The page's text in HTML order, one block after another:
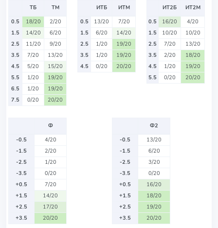
ТБ
ТМ
0.5
18/20
2/20
1.5
14/20
6/20
2.5
11/20
9/20
3.5
7/20
13/20
4.5
5/20
15/20
5.5
1/20
19/20
6.5
1/20
19/20
7.5
0/20 20/20
ИТБ
ИТМ
0.5
13/20
7/20
1.5
6/20
14/20
2.5
1/20
19/20
3.5
1/20
19/20
4.5
0/20 20/20
ИТ2Б
ИТ2М
0.5
16/20
4/20
1.5
10/20
10/20
2.5
7/20
13/20
3.5
2/20
18/20
4.5
1/20
19/20
5.5
0/20 20/20
Ф
-0.5
4/20
-1.5
2/20
-2.5
1/20
-3.5
0/20
+0.5
7/20
+1.5
14/20
+2.5
17/20
+3.5
20/20
Ф2
-0.5
13/20
-1.5
6/20
-2.5
3/20
-3.5
0/20
+0.5
16/20
+1.5
18/20
+2.5
19/20
+3.5
20/20